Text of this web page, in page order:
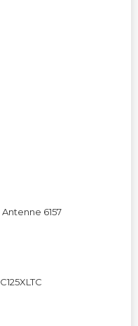
6157